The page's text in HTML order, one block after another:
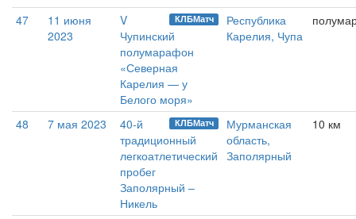
47
11 июня
2023
КЛБМатч
V
Чупинский
полумарафон
«Северная
Карелия — у
Белого моря»
Республика
Карелия, Чупа
48 7 мая 2023 КЛБМатч
40-й
традиционный
легкоатлетический
пробег
Заполярный –
Никель
Мурманская
область,
Заполярный
10 км